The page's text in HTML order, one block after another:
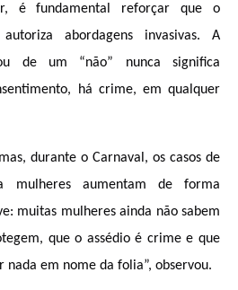
é fundamental reforçar que o
abordagens invasivas. A
de um “não” nunca significa
há crime, em qualquer
durante o Carnaval, os casos de
mulheres aumentam de forma
muitas mulheres ainda não sabem
que o assédio é crime e que
nada em nome da folia”, observou.